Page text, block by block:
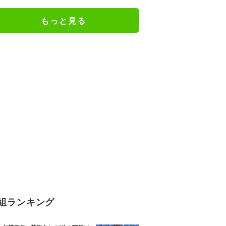
もっと見る
ランキング